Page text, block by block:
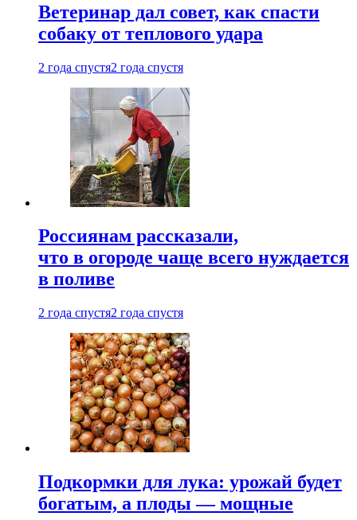
Ветеринар дал совет, как спасти
собаку от теплового удара
2 года спустя2 года спустя
Россиянам рассказали,
что в огороде чаще всего нуждается
в поливе
2 года спустя2 года спустя
Подкормки для лука: урожай будет
богатым, а плоды — мощные